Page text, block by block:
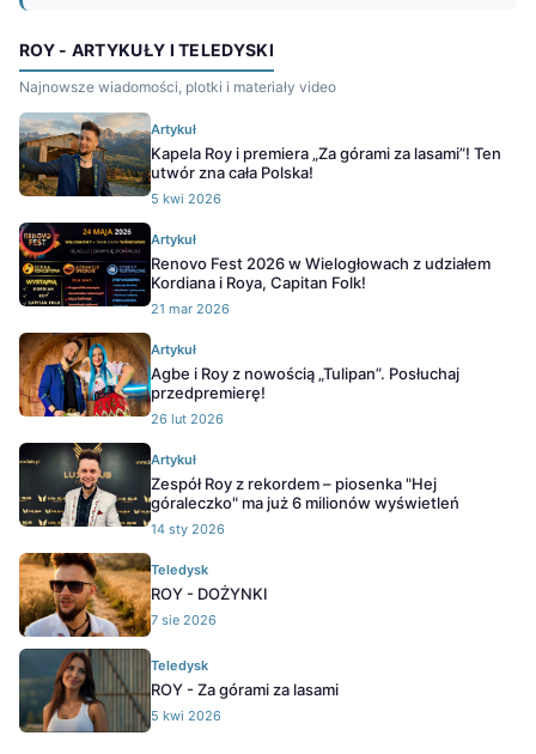
ROY - ARTYKUŁY I TELEDYSKI
Najnowsze wiadomości, plotki i materiały video
Artykuł
Kapela Roy i premiera „Za górami za lasami”! Ten
utwór zna cała Polska!
5 kwi 2026
Artykuł
Renovo Fest 2026 w Wielogłowach z udziałem
Kordiana i Roya, Capitan Folk!
21 mar 2026
Artykuł
Agbe i Roy z nowością „Tulipan”. Posłuchaj
przedpremierę!
26 lut 2026
Artykuł
Zespół Roy z rekordem – piosenka "Hej
góraleczko" ma już 6 milionów wyświetleń
14 sty 2026
Teledysk
ROY - DOŻYNKI
7 sie 2026
Teledysk
ROY - Za górami za lasami
5 kwi 2026